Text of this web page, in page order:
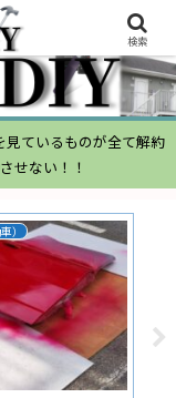
ているものが全て解約
せない！！
）
ム
検索